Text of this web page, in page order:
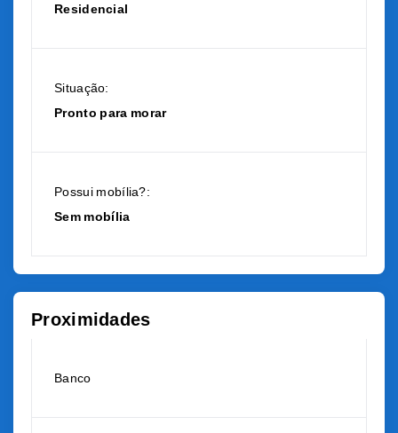
Residencial
Situação:
Pronto para morar
Possui mobília?:
Sem mobília
Proximidades
Banco